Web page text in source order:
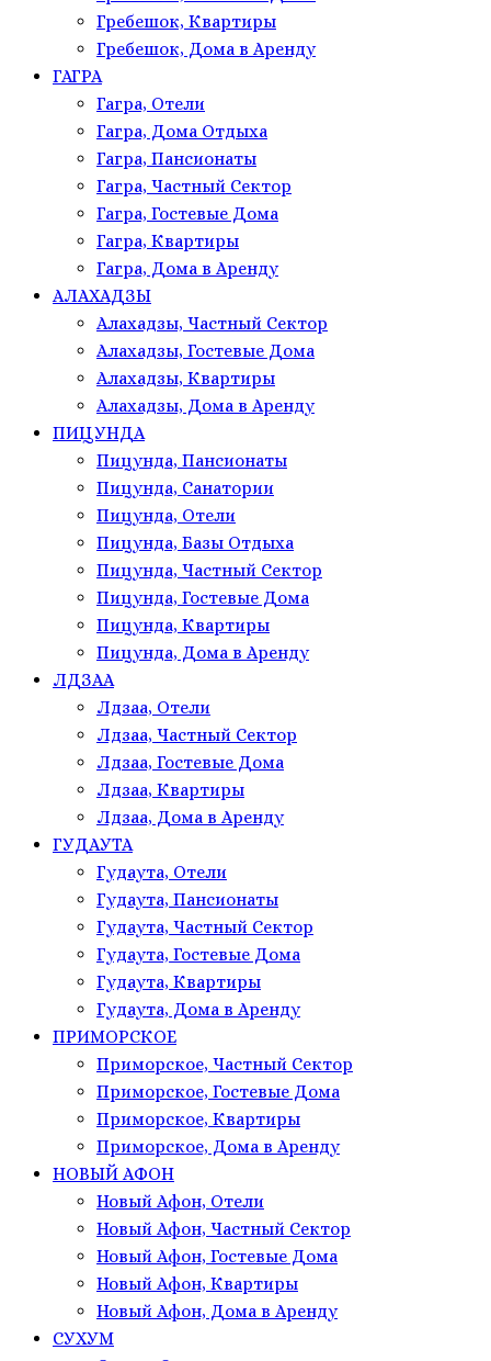
Гребешок, Квартиры
Гребешок, Дома в Аренду
ГАГРА
Гагра, Отели
Гагра, Дома Отдыха
Гагра, Пансионаты
Гагра, Частный Сектор
Гагра, Гостевые Дома
Гагра, Квартиры
Гагра, Дома в Аренду
АЛАХАДЗЫ
Алахадзы, Частный Сектор
Алахадзы, Гостевые Дома
Алахадзы, Квартиры
Алахадзы, Дома в Аренду
ПИЦУНДА
Пицунда, Пансионаты
Пицунда, Санатории
Пицунда, Отели
Пицунда, Базы Отдыха
Пицунда, Частный Сектор
Пицунда, Гостевые Дома
Пицунда, Квартиры
Пицунда, Дома в Аренду
ЛДЗАА
Лдзаа, Отели
Лдзаа, Частный Сектор
Лдзаа, Гостевые Дома
Лдзаа, Квартиры
Лдзаа, Дома в Аренду
ГУДАУТА
Гудаута, Отели
Гудаута, Пансионаты
Гудаута, Частный Сектор
Гудаута, Гостевые Дома
Гудаута, Квартиры
Гудаута, Дома в Аренду
ПРИМОРСКОЕ
Приморское, Частный Сектор
Приморское, Гостевые Дома
Приморское, Квартиры
Приморское, Дома в Аренду
НОВЫЙ АФОН
Новый Афон, Отели
Новый Афон, Частный Сектор
Новый Афон, Гостевые Дома
Новый Афон, Квартиры
Новый Афон, Дома в Аренду
СУХУМ